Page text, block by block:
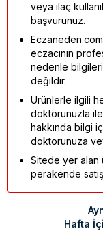
veya ilaç
başvurunuz.
eczacının
nedenle
değildir.
Ürünlerle ilgili
doktorunuzla
hakkında bilgi
doktorunuza
Sitede yer alan
perakende satış
Hafta